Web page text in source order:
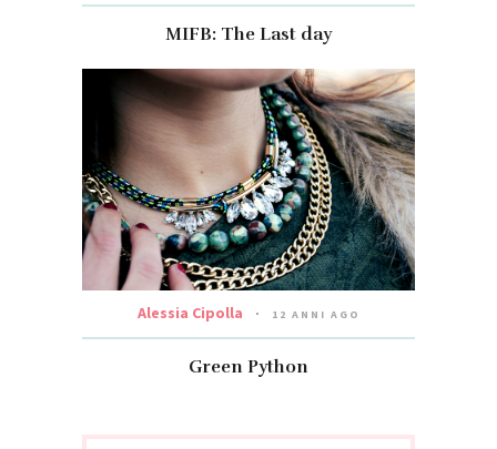
MIFB: The Last day
Alessia Cipolla 12 ANNI AGO
Green Python